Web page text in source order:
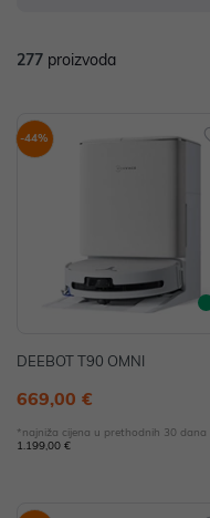
277 proizvoda
-44%
DEEBOT T90 OMNI
669,00 €
*najniža cijena u prethodnih 30 dana
1.199,00 €